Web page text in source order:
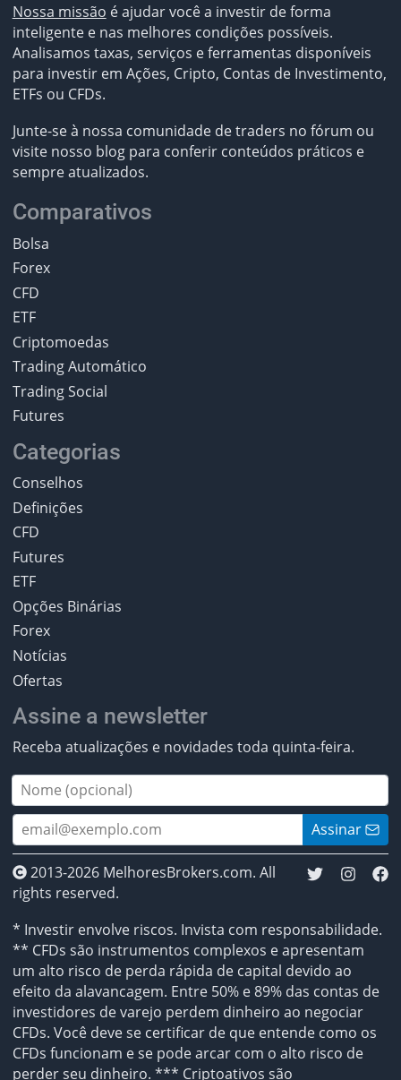
Nossa missão é ajudar você a investir de forma
inteligente e nas melhores condições possíveis.
Analisamos taxas, serviços e ferramentas disponíveis
para investir em Ações, Cripto, Contas de Investimento,
ETFs ou CFDs.
Junte-se à nossa comunidade de traders no fórum ou
visite nosso blog para conferir conteúdos práticos e
sempre atualizados.
Comparativos
Bolsa
Forex
CFD
ETF
Criptomoedas
Trading Automático
Trading Social
Futures
Categorias
Conselhos
Definições
CFD
Futures
ETF
Opções Binárias
Forex
Notícias
Ofertas
Assine a newsletter
Receba atualizações e novidades toda quinta-feira.
Assinar
2013-2026 MelhoresBrokers.com. All
rights reserved.
* Investir envolve riscos. Invista com responsabilidade.
** CFDs são instrumentos complexos e apresentam
um alto risco de perda rápida de capital devido ao
efeito da alavancagem. Entre 50% e 89% das contas de
investidores de varejo perdem dinheiro ao negociar
CFDs. Você deve se certificar de que entende como os
CFDs funcionam e se pode arcar com o alto risco de
perder seu dinheiro. *** Criptoativos são